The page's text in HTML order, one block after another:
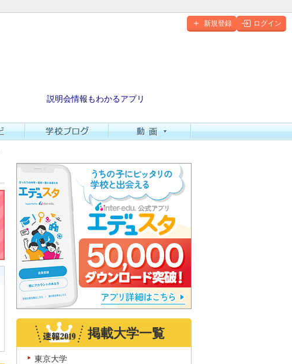
新規登録 ログイン
説明会情報もわかるアプリ
掲載大学一覧
東京大学